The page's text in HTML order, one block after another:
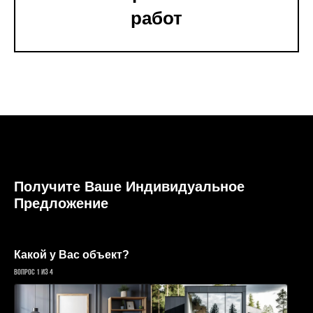
работ
Получите Ваше Индивидуальное
Предложение
Какой у Вас объект?
Вопрос 1 из 4